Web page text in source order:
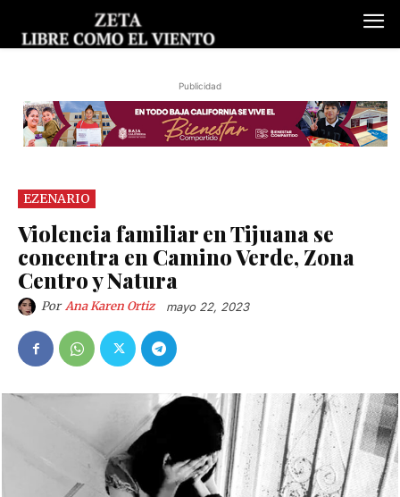
Publicidad
EZENARIO
Violencia familiar en Tijuana se
concentra en Camino Verde, Zona
Centro y Natura
Por Ana Karen Ortiz mayo 22, 2023